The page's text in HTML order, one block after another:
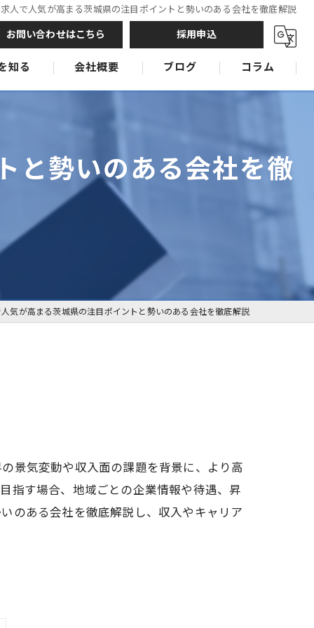
人で人気が高まる茨城県の注目ポイントと勢いのある会社を徹底解説
お問い合わせはこちら 採用申込
知る
筋工
会社概要 ブログ コラム
と勢いのある会社を徹
気が高まる茨城県の注目ポイントと勢いのある会社を徹底解説
景気変動や収入面の課題を背景に、より高
指す場合、地域ごとの企業情報や待遇、昇
のある会社を徹底解説し、収入やキャリア